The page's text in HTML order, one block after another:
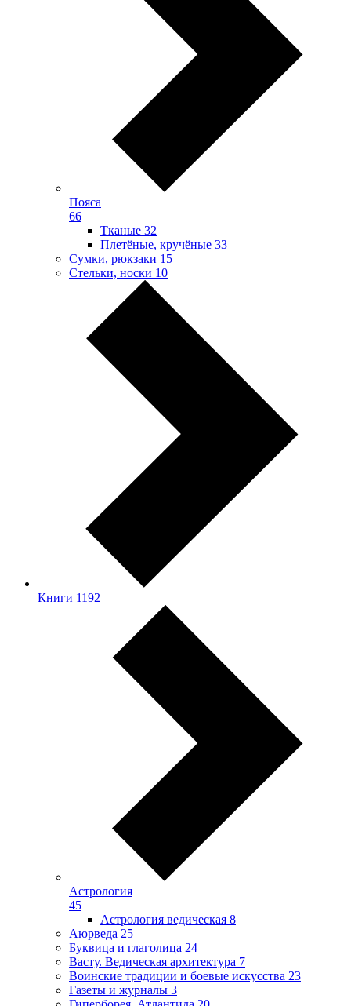
Пояса
66
Тканые 32
Плетёные, кручёные 33
Сумки, рюкзаки 15
Стельки, носки 10
Книги 1192
Астрология
45
Астрология ведическая 8
Аюрведа 25
Буквица и глаголица 24
Васту. Ведическая архитектура 7
Воинские традиции и боевые искусства 23
Газеты и журналы 3